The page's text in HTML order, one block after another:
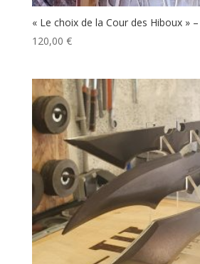
« Le choix de la Cour des Hiboux »
120,00 €